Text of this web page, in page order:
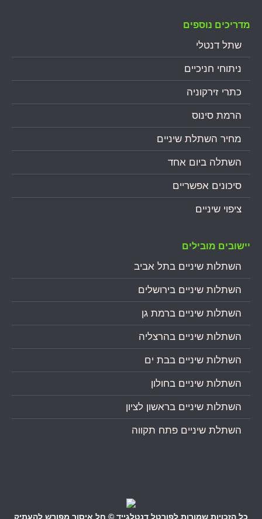
מדריכים נוספים
שתל דנטלי
ניתוחי חניכיים
כתרי זירקוניה
הרמת סינוס
מחיר השתלת שיניים
השתלה ביום אחד
סיכונים אפשריים
ציפוי שיניים
יישובים מובילים
השתלות שיניים בתל אביב
השתלות שיניים בירושלים
השתלות שיניים ברמת גן
השתלות שיניים בהרצליה
השתלות שיניים בבת ים
השתלות שיניים בחולון
השתלות שיניים בראשון לציון
השתלת שיניים פתח תקווה
כל הזכויות שמורות לפורטל דנטלגייד © חל איסור מפורש להעתיק